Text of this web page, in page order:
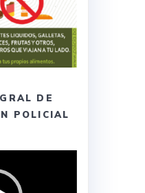
DE
POLICIAL